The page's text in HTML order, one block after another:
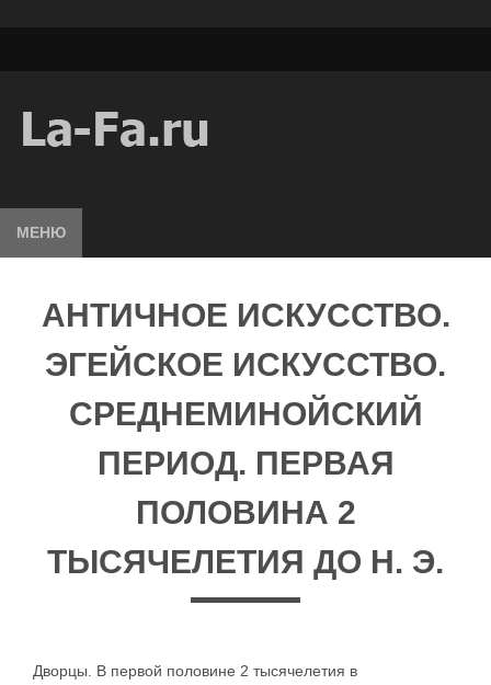
МЕНЮ
АНТИЧНОЕ ИСКУССТВО.
ЭГЕЙСКОЕ ИСКУССТВО.
СРЕДНЕМИНОЙСКИЙ
ПЕРИОД. ПЕРВАЯ
ПОЛОВИНА 2
ТЫСЯЧЕЛЕТИЯ ДО Н. Э.
Дворцы. В первой половине 2 тысячелетия в